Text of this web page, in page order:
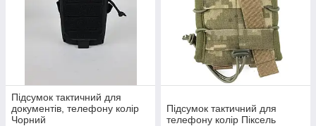
Підсумок тактичний для
документів, телефону колір
Чорний
Підсумок тактичний для
телефону колір Піксель